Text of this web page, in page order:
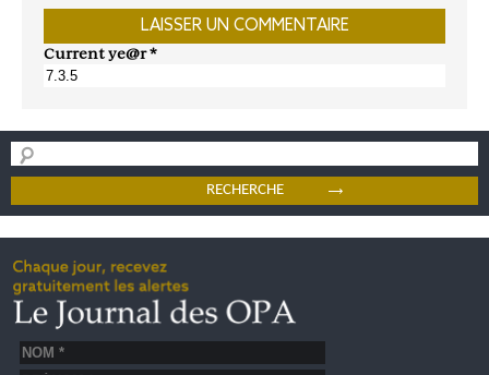
Current ye@r*